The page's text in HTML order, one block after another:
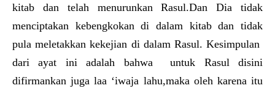
kitab dan telah menurunkan Rasul.Dan Dia tidak
menciptakan kebengkokan di dalam kitab dan tidak
pula meletakkan kekejian di dalam Rasul. Kesimpulan
dari ayat ini adalah bahwa untuk Rasul disini
difirmankan juga laa ‘iwaja lahu,maka oleh karena itu